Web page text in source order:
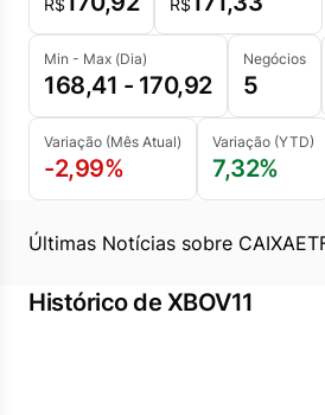
R$ R$
Min - Max (Dia)
168,41 - 170,92
Negócios
5
Variação (Mês Atual)
-2,99%
Variação (YTD)
7,32%
Últimas Notícias sobre
Histórico de XBOV11